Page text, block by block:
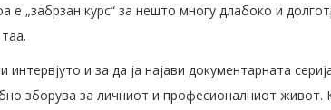
е „забрзан курс“ за нешто многу длабоко и
интервјуто и за да ја најави документарната
зборува за личниот и професионалниот живот.